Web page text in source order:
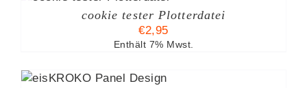
cookie tester Plotterdatei
€2,95
Enthält 7% Mwst.